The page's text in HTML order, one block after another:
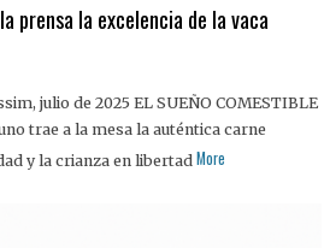
prensa la excelencia de la vaca
julio de 2025 EL SUEÑO COMESTIBLE
trae a la mesa la auténtica carne
y la crianza en libertad More